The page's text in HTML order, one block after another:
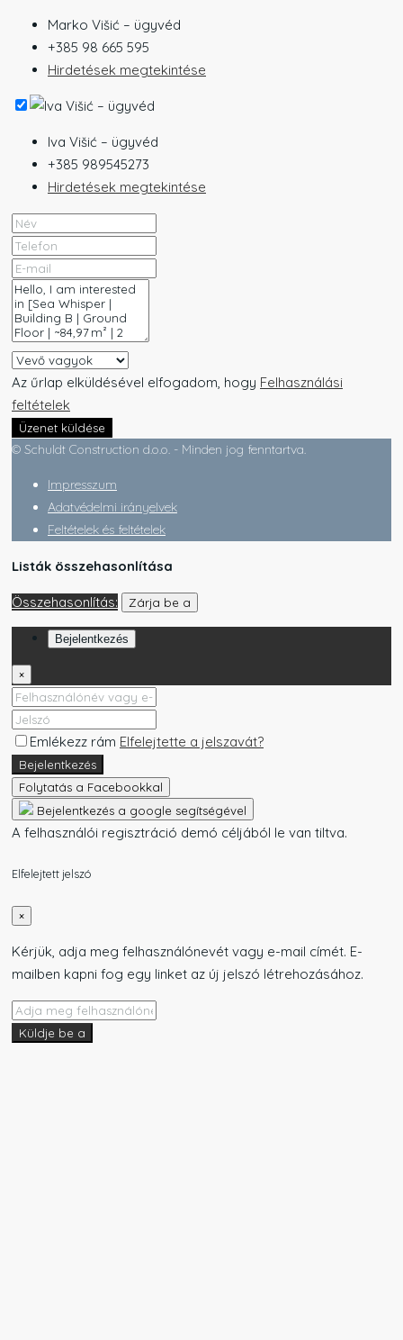
Marko Višić – ügyvéd
+385 98 665 595
Hirdetések megtekintése
Iva Višić – ügyvéd
+385 989545273
Hirdetések megtekintése
Az űrlap elküldésével elfogadom, hogy Felhasználási
feltételek
Üzenet küldése
© Schuldt Construction d.o.o. - Minden jog fenntartva.
Impresszum
Adatvédelmi irányelvek
Feltételek és feltételek
Listák összehasonlítása
Összehasonlítás: Zárja be a
Bejelentkezés
×
Emlékezz rám Elfelejtette a jelszavát?
Bejelentkezés
Folytatás a Facebookkal
Bejelentkezés a google segítségével
A felhasználói regisztráció demó céljából le van tiltva.
Elfelejtett jelszó
×
Kérjük, adja meg felhasználónevét vagy e-mail címét. E-
mailben kapni fog egy linket az új jelszó létrehozásához.
Küldje be a